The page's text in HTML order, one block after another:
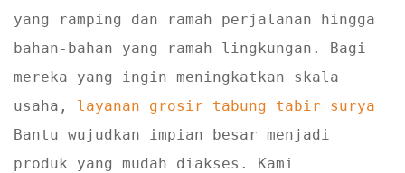
yang ramping dan ramah perjalanan hingga
bahan-bahan yang ramah lingkungan. Bagi
mereka yang ingin meningkatkan skala
usaha, layanan grosir tabung tabir surya
Bantu wujudkan impian besar menjadi
produk yang mudah diakses. Kami